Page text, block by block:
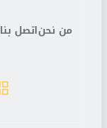
من نحناتصل بنا